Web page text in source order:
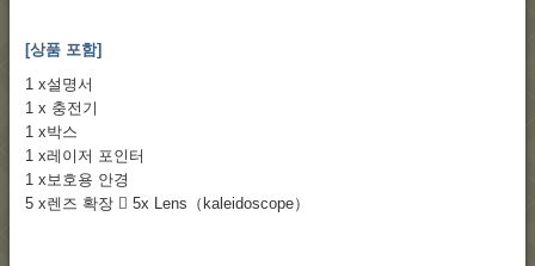
[상품 포함]
1 x설명서
1 x 충전기
1 x박스
1 x레이저 포인터
1 x보호용 안경
5 x렌즈 확장  5x Lens（kaleidoscope）